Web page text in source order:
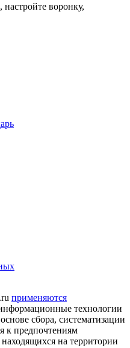
воронку,
применяются
технологии
сбора, систематизации
к предпочтениям
на территории